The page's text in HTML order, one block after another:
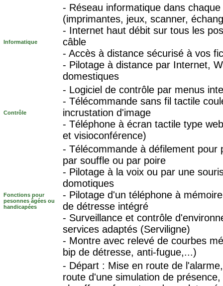
Informatique
- Réseau informatique dans
(imprimantes, jeux, scanner,
- Internet haut débit sur tous les
câble
- Accès à distance sécurisé à vos
- Pilotage à distance par Internet,
domestiques
Contrôle
- Logiciel de contrôle par menus
- Télécommande sans fil tactile
incrustation d'image
- Téléphone à écran tactile type
et visioconférence)
Fonctions pour
pesonnes âgées ou
handicapées
- Télécommande à défilement pour
par souffle ou par poire
- Pilotage à la voix ou par une
domotiques
- Pilotage d'un téléphone à
de détresse intégré
- Surveillance et contrôle
services adaptés (Serviligne)
- Montre avec relevé de courbes
bip de détresse, anti-fugue,...)
- Départ : Mise en route de
route d'une simulation de